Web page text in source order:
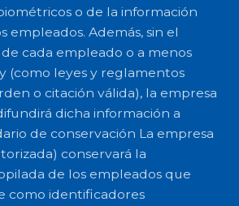
o de la información
empleados. Además, sin el
cada empleado o a menos
(como leyes y reglamentos
o citación válida), la empresa
dicha información a
de conservación La empresa
conservará la
de los empleados que
como identificadores